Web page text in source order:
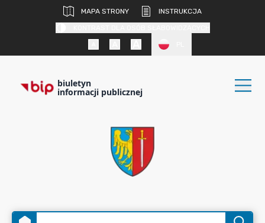
MAPA STRONY
INSTRUKCJA
biuletyn
informacji publicznej